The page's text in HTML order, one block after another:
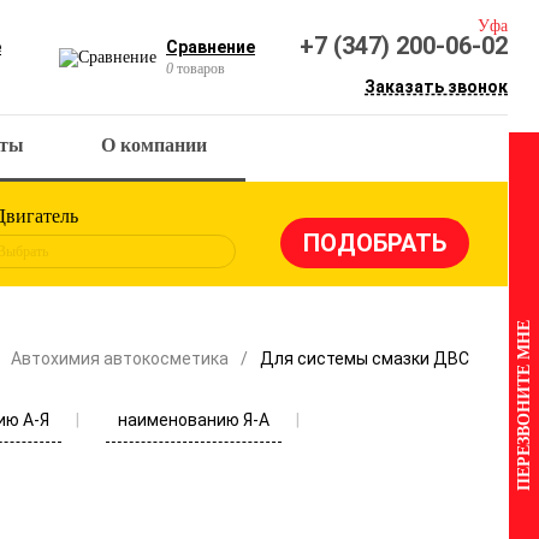
Сравнение
0 товаров
Уфа
+7 (347) 200-06-02
Заказать звонок
О компании
Выбрать
Автохимия автокосметика Для системы смазки ДВС
А-Я наименованию Я-А ПЕРЕЗВОНИТЕ МНЕ